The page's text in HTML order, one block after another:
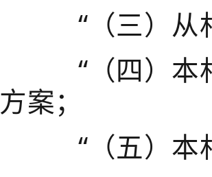
“（三）从
“（四）本
方案；
“（五）本